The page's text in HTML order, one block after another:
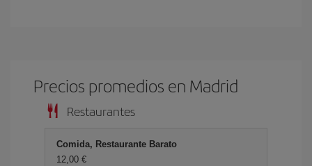
Precios promedios en Madrid
Restaurantes
Comida, Restaurante Barato
12,00 €